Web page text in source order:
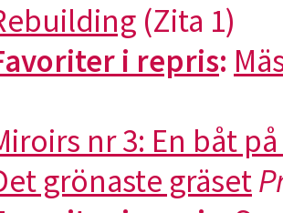
(Zita 1)
i repris:
nr 3: En båt
grönaste gräset